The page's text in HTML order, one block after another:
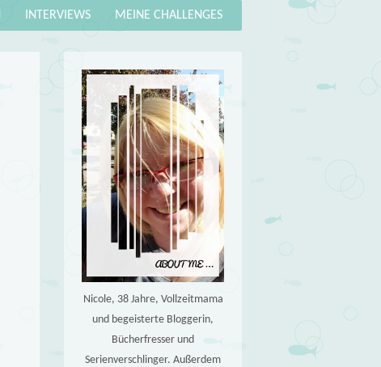
MEINE CHALLENGES
INTERVIEWS
Nicole, 38 Jahre, Vollzeitmama
und begeisterte Bloggerin,
Bücherfresser und
Serienverschlinger. Außerdem